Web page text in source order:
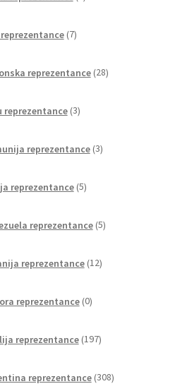
7izdelkov
reprezentance 28izdelkov
reprezentance 3izdelki
reprezentance 3izdelki
reprezentance 5izdelkov
reprezentance 5izdelkov
reprezentance 12izdelkov
reprezentance 0izdelkov
reprezentance 197izdelkov
reprezentance 308izdelkov